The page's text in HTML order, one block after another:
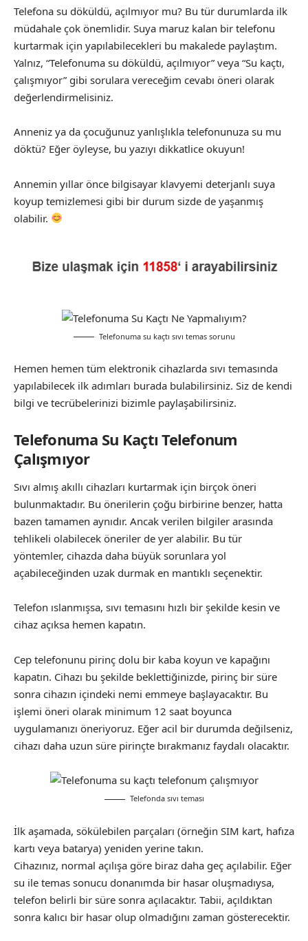
Telefona su döküldü, açılmıyor mu? Bu tür durumlarda ilk
müdahale çok önemlidir. Suya maruz kalan bir telefonu
kurtarmak için yapılabilecekleri bu makalede paylaştım.
Yalnız, “Telefonuma su döküldü, açılmıyor” veya “Su kaçtı,
çalışmıyor” gibi sorulara vereceğim cevabı öneri olarak
değerlendirmelisiniz.
Anneniz ya da çocuğunuz yanlışlıkla telefonunuza su mu
döktü? Eğer öyleyse, bu yazıyı dikkatlice okuyun!
Annemin yıllar önce bilgisayar klavyemi deterjanlı suya
koyup temizlemesi gibi bir durum sizde de yaşanmış
olabilir.
Telefonuma su kaçtı sıvı temas sorunu
Hemen hemen tüm elektronik cihazlarda sıvı temasında
yapılabilecek ilk adımları burada bulabilirsiniz. Siz de kendi
bilgi ve tecrübelerinizi bizimle paylaşabilirsiniz.
Telefonuma Su Kaçtı Telefonum
Çalışmıyor
Sıvı almış akıllı cihazları kurtarmak için birçok öneri
bulunmaktadır. Bu önerilerin çoğu birbirine benzer, hatta
bazen tamamen aynıdır. Ancak verilen bilgiler arasında
tehlikeli olabilecek öneriler de yer alabilir. Bu tür
yöntemler, cihazda daha büyük sorunlara yol
açabileceğinden uzak durmak en mantıklı seçenektir.
Telefon ıslanmışsa, sıvı temasını hızlı bir şekilde kesin ve
cihaz açıksa hemen kapatın.
Cep telefonunu pirinç dolu bir kaba koyun ve kapağını
kapatın. Cihazı bu şekilde beklettiğinizde, pirinç bir süre
sonra cihazın içindeki nemi emmeye başlayacaktır. Bu
işlemi öneri olarak minimum 12 saat boyunca
uygulamanızı öneriyoruz. Eğer acil bir durumda değilseniz,
cihazı daha uzun süre pirinçte bırakmanız faydalı olacaktır.
Telefonda sıvı teması
İlk aşamada, sökülebilen parçaları (örneğin SIM kart, hafıza
kartı veya batarya) yeniden yerine takın.
Cihazınız, normal açılışa göre biraz daha geç açılabilir. Eğer
su ile temas sonucu donanımda bir hasar oluşmadıysa,
telefon belirli bir süre sonra açılacaktır. Tabii, açıldıktan
sonra kalıcı bir hasar olup olmadığını zaman gösterecektir.